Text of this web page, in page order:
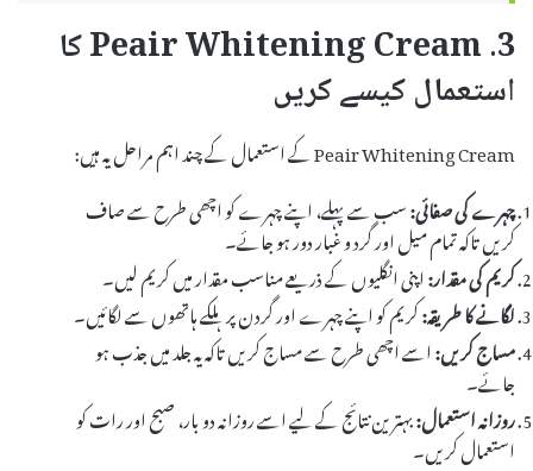
3. Peair Whitening Cream کا
استعمال کیسے کریں
Peair Whitening Cream کے استعمال کے چند اہم مراحل یہ ہیں:
چہرے کی صفائی:سب سے پہلے، اپنے چہرے کو اچھی طرح سے صاف
کریں تاکہ تمام میل اور گرد و غبار دور ہو جائے۔
کریم کی مقدار:اپنی انگلیوں کے ذریعے مناسب مقدار میں کریم لیں۔
لگانے کا طریقہ:کریم کو اپنے چہرے اور گردن پر ہلکے ہاتھوں سے لگائیں۔
مساج کریں:اسے اچھی طرح سے مساج کریں تاکہ یہ جلد میں جذب ہو
جائے۔
روزانہ استعمال:بہترین نتائج کے لیے اسے روزانہ دو بار، صبح اور رات کو
استعمال کریں۔